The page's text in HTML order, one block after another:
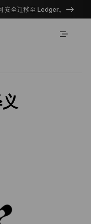
安全迁移至 Ledger。